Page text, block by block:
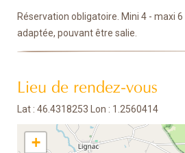
Réservation obligatoire. Mini 4 - maxi
adaptée, pouvant être salie.
Lieu de rendez-vous
Lat : 46.4318253 Lon : 1.2560414
+